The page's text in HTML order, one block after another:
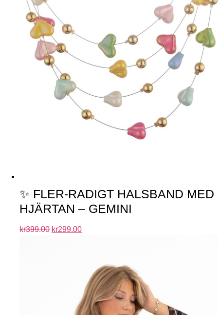
✨ FLER-RADIGT HALSBAND MED
HJÄRTAN – GEMINI
kr399.00 kr299.00